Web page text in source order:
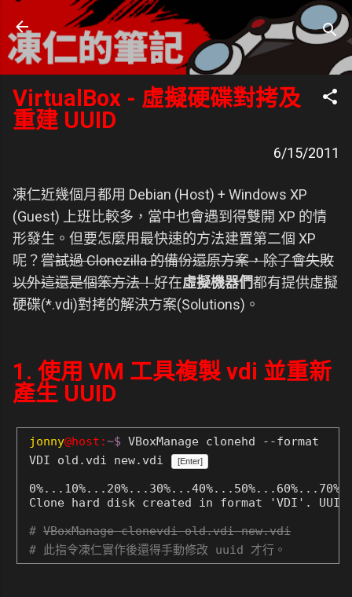
跳到主要內容
凍仁的筆記
- https://note.drx.tw
VirtualBox - 虛擬硬碟對拷及
重建 UUID
6/15/2011
凍仁近幾個月都用 Debian (Host) + Windows XP
(Guest) 上班比較多，當中也會遇到得雙開 XP 的情
形發生。但要怎麼用最快速的方法建置第二個 XP
呢？嘗試過 Clonezilla 的備份還原方案，除了會失敗
以外這還是個笨方法！好在虛擬機器們都有提供虛擬
硬碟(*.vdi)對拷的解決方案(Solutions)。
1. 使用 VM 工具複製 vdi 並重新
產生 UUID
jonny@host:~$ VBoxManage clonehd --format
VDI old.vdi new.vdi
[Enter]
# VBoxManage clonevdi old.vdi new.vdi
# 此指令凍仁實作後還得手動修改 uuid 才行。